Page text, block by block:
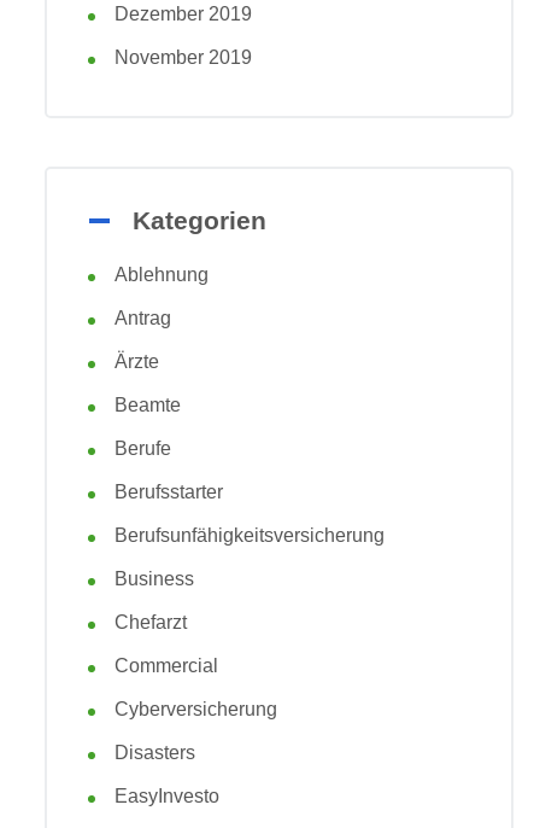
Dezember 2019
November 2019
Kategorien
Ablehnung
Antrag
Ärzte
Beamte
Berufe
Berufsstarter
Berufsunfähigkeitsversicherung
Business
Chefarzt
Commercial
Cyberversicherung
Disasters
EasyInvesto